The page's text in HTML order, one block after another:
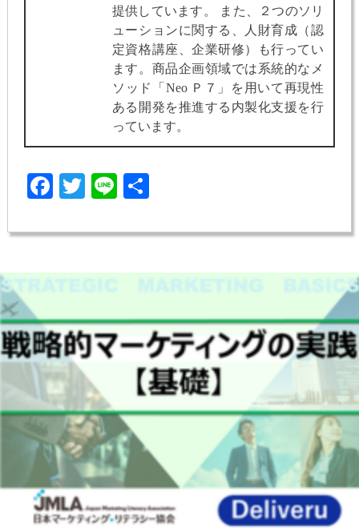
提供しています。 また、２つのソリ
ューションに関する、人財育成（認
定資格講座、企業研修）も行ってい
ます。商品企画領域では系統的なメ
ソッド「Neo Ｐ７」を用いて再現性
ある開発を推進する内製化支援を行
っています。
Facebook
Twitter
Line